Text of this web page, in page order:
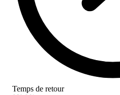
Temps de retour